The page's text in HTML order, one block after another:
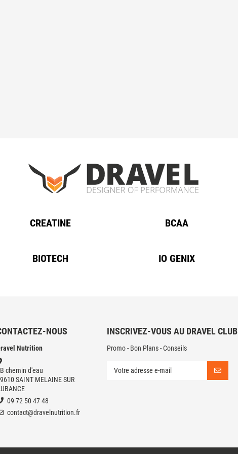
CREATINE BCAA
BIOTECH IO GENIX
NOUS
Nutrition
chemin d'eau
SAINT MELAINE SUR
09 72 50 47 48
contact@dravelnutrition.fr
INSCRIVEZ-VOUS AU DRAVEL CLUB
Promo - Bon Plans - Conseils